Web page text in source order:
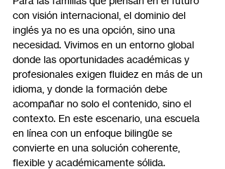
con visión internacional, el dominio del
inglés ya no es una opción, sino una
necesidad. Vivimos en un entorno global
donde las oportunidades académicas y
profesionales exigen fluidez en más de un
idioma, y donde la formación debe
acompañar no solo el contenido, sino el
contexto. En este escenario, una escuela
en línea con un enfoque bilingüe se
convierte en una solución coherente,
flexible y académicamente sólida.